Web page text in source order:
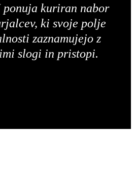
ponuja kuriran nabor
ki svoje polje
zaznamujejo z
slogi in pristopi.